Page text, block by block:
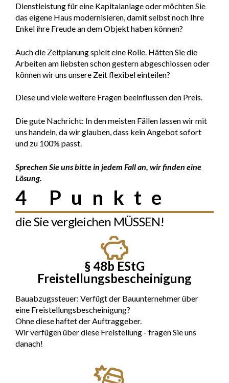
Dienstleistung für eine Kapitalanlage oder möchten Sie
das eigene Haus modernisieren, damit selbst noch Ihre
Enkel ihre Freude an dem Objekt haben können?
Auch die Zeitplanung spielt eine Rolle. Hätten Sie die
Arbeiten am liebsten schon gestern abgeschlossen oder
können wir uns unsere Zeit flexibel einteilen?
Diese und viele weitere Fragen beeinflussen den Preis.
Die gute Nachricht: In den meisten Fällen lassen wir mit
uns handeln, da wir glauben, dass kein Angebot sofort
und zu 100% passt.
Sprechen Sie uns bitte in jedem Fall an, wir finden eine
Lösung.
4 Punkte
die Sie vergleichen MÜSSEN!
§ 48b EStG
Freistellungsbescheinigung
Bauabzugssteuer: Verfügt der Bauunternehmer über
eine Freistellungsbescheinigung?
Ohne diese haftet der Auftraggeber.
Wir verfügen über diese Freistellung - fragen Sie uns
danach!